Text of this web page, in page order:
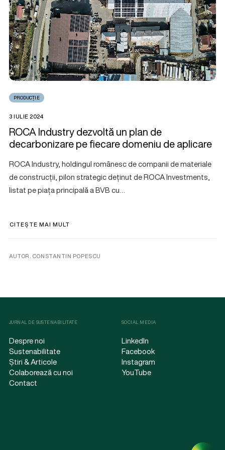
PRODUCȚIE
3 IULIE 2024
ROCA Industry dezvoltă un plan de
decarbonizare pe fiecare domeniu de aplicare
ROCA Industry, holdingul românesc de companii de materiale
de construcții, pilon strategic deținut de ROCA Investments,
listat pe piața principală a BVB cu…
CITEȘTE MAI MULT
AUTOR. CONSTANTIN POPESCU
JURNAL DE SUSTENABILITATE
Despre noi
Sustenabilitate
Știri & Articole
Colaborează cu noi
Contact
SOCIAL MEDIA
LinkedIn
Facebook
Instagram
YouTube